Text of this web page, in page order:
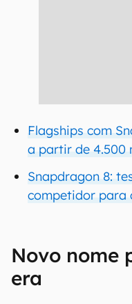
Flagships com
a partir de 4.500
Snapdragon 8:
competidor para
Novo nome
era